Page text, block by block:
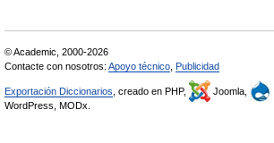
© Academic, 2000-2026
Contacte con nosotros: Apoyo técnico Publicidad
Exportación Diccionarios , creado en PHP, Joomla,
WordPress, MODx.